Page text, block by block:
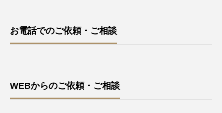
お電話でのご依頼・ご相談
WEBからのご依頼・ご相談